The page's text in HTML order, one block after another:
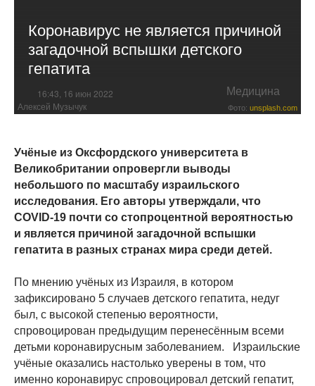
Коронавирус не является причиной
загадочной вспышки детского
гепатита
16:43, 16 июн 2022 Медицина
Алексей Музычук Фото: unsplash.com
Учёные из Оксфордского университета в
Великобритании опровергли выводы
небольшого по масштабу израильского
исследования. Его авторы утверждали, что
COVID-19 почти со стопроцентной вероятностью
и является причиной загадочной вспышки
гепатита в разных странах мира среди детей.
По мнению учёных из Израиля, в котором
зафиксировано 5 случаев детского гепатита, недуг
был, с высокой степенью вероятности,
спровоцирован предыдущим перенесённым всеми
детьми коронавирусным заболеванием. Израильские
учёные оказались настолько уверены в том, что
именно коронавирус спровоцировал детский гепатит,